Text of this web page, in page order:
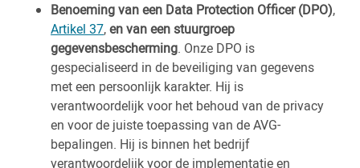
Benoeming van een Data Protection Officer (DPO),
Artikel 37,en van een stuurgroep
gegevensbescherming. Onze DPO is
gespecialiseerd in de beveiliging van gegevens
met een persoonlijk karakter. Hij is
verantwoordelijk voor het behoud van de privacy
en voor de juiste toepassing van de AVG-
bepalingen. Hij is binnen het bedrijf
verantwoordelijk voor de implementatie en